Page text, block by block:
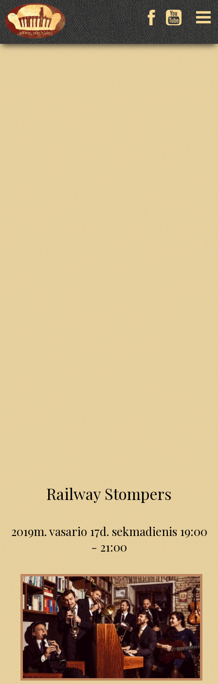
Railway Stompers
2019m. vasario 17d. sekmadienis 19:00
- 21:00